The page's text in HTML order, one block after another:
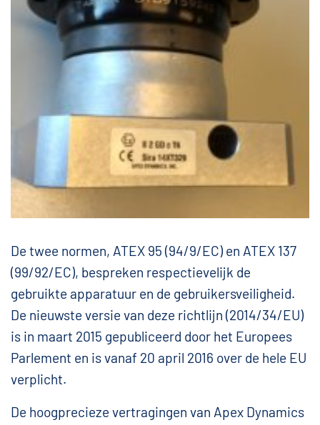
De twee normen, ATEX 95 (94/9/EC) en ATEX 137
(99/92/EC), bespreken respectievelijk de
gebruikte apparatuur en de gebruikersveiligheid.
De nieuwste versie van deze richtlijn (2014/34/EU)
is in maart 2015 gepubliceerd door het Europees
Parlement en is vanaf 20 april 2016 over de hele EU
verplicht.
De hoogprecieze vertragingen van Apex Dynamics